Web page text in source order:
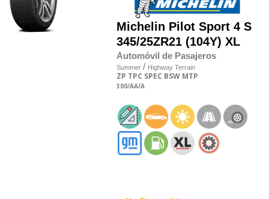
Michelin Pilot Sport 4 S
345/25ZR21 (104Y) XL
Automóvil de Pasajeros
Summer / Highway Terrain
ZP TPC SPEC BSW MTP
300/AA/A